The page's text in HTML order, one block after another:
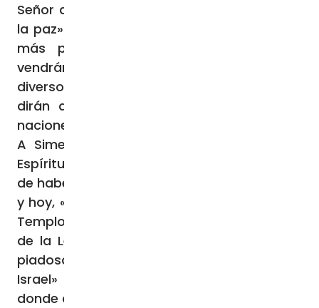
Señor del universo, y en este lugar yo daré
la paz» (Ag 2,9); y añadió que «los tesoros
más preciados de todas las naciones
vendrán aquí» (Ag 2,7). Frase que admite
diversos significados: «el más preciado»,
dirán algunos, «el deseado de todas las
naciones», afirmará san Jerónimo.
A Simeón «le había sido revelado por el
Espíritu Santo que no vería la muerte antes
de haber visto al Cristo del Señor» (Lc 2,26),
y hoy, «movido por el Espíritu», ha subido al
Templo. Él no es levita, ni escriba, ni doctor
de la Ley, tan sólo es un hombre «justo y
piadoso, y esperaba la consolación de
Israel» (Lc 2,25). Pero el Espíritu sopla allí
donde quiere (cf. Jn 3,8).